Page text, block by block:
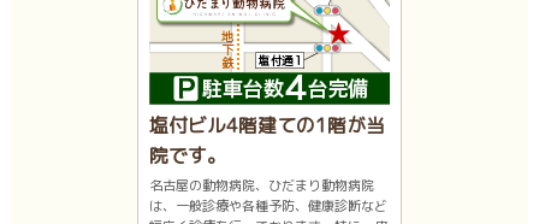
塩付ビル4階建ての1階が当
院です。
名古屋の動物病院、ひだまり動物病院
は、一般診療や各種予防、健康診断など